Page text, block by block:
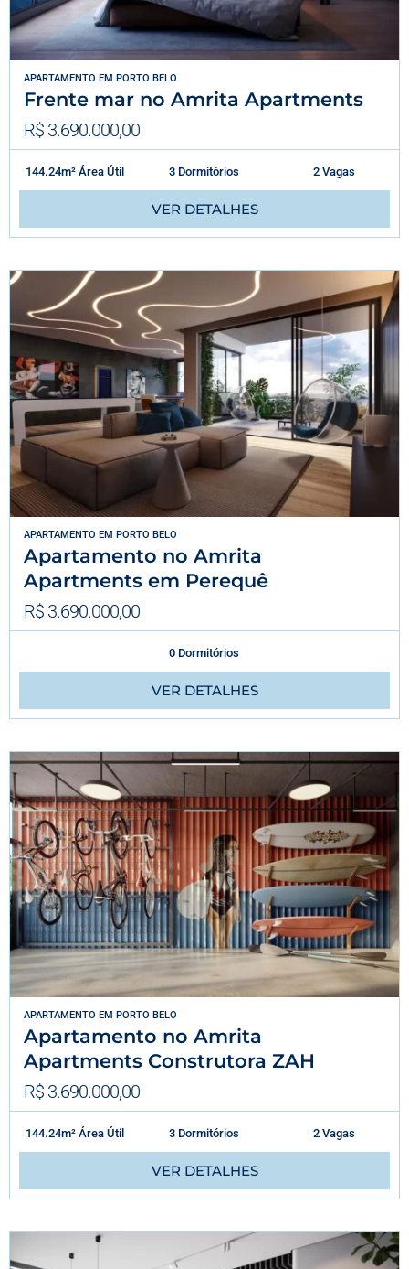
APARTAMENTO EM PORTO BELO
Frente mar no Amrita Apartments
R$ 3.690.000,00
144.24m² Área Útil 3 Dormitórios 2 Vagas
VER DETALHES
APARTAMENTO EM PORTO BELO
Apartamento no Amrita
Apartments em Perequê
R$ 3.690.000,00
0 Dormitórios
VER DETALHES
APARTAMENTO EM PORTO BELO
Apartamento no Amrita
Apartments Construtora ZAH
R$ 3.690.000,00
144.24m² Área Útil 3 Dormitórios 2 Vagas
VER DETALHES